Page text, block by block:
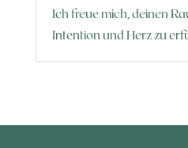
Ich freue mich, deinen
Intention und Herz zu